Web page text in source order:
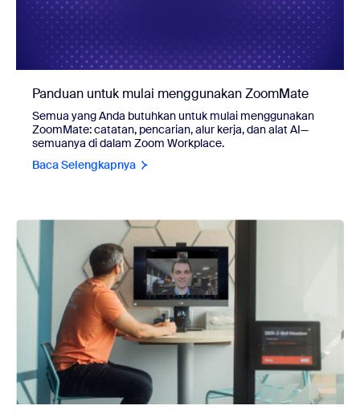
Panduan untuk mulai menggunakan ZoomMate
Semua yang Anda butuhkan untuk mulai menggunakan
ZoomMate: catatan, pencarian, alur kerja, dan alat AI—
semuanya di dalam Zoom Workplace.
Baca Selengkapnya